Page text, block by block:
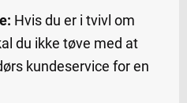
Hvis du er i tvivl om
du ikke tøve med at
kundeservice for en